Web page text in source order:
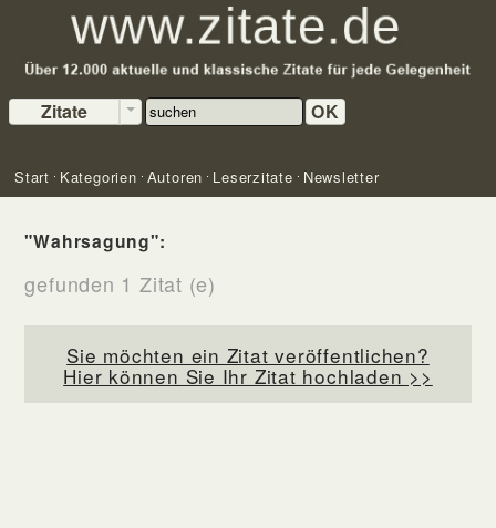
Zitate OK
Start Kategorien Autoren Leserzitate Newsletter
"Wahrsagung":
gefunden 1 Zitat (e)
Sie möchten ein Zitat veröffentlichen?
Hier können Sie Ihr Zitat hochladen >>